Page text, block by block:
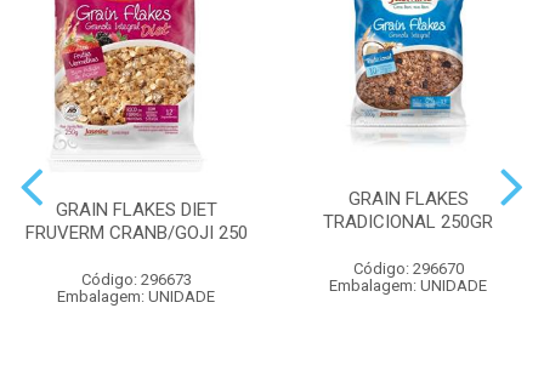
GRAIN FLAKES DIET
FRUVERM CRANB/GOJI 250
Código: 296673
Embalagem: UNIDADE
GRAIN FLAKES
TRADICIONAL 250GR
Código: 296670
Embalagem: UNIDADE